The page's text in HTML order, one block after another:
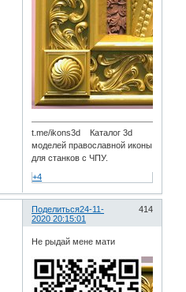
t.me/ikons3d Каталог 3d
моделей православной иконы
для станков с ЧПУ.
+4
Поделиться 414
24-11-
2020 20:15:01
Не рыдай мене мати